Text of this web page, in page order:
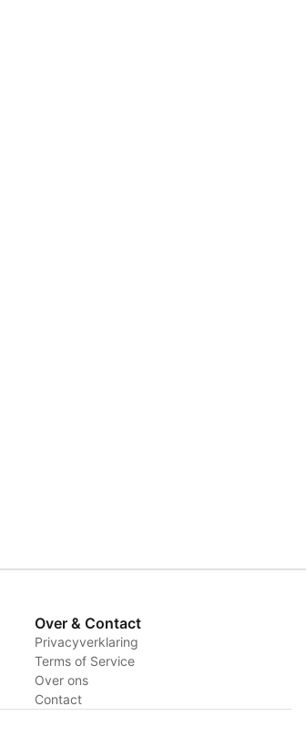
Over & Contact
Privacyverklaring
Terms of Service
Over ons
Contact